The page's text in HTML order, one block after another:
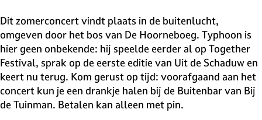
Dit zomerconcert vindt plaats in de buitenlucht,
omgeven door het bos van De Hoorneboeg. Typhoon is
hier geen onbekende: hij speelde eerder al op Together
Festival, sprak op de eerste editie van Uit de Schaduw en
keert nu terug. Kom gerust op tijd: voorafgaand aan het
concert kun je een drankje halen bij de Buitenbar van Bij
de Tuinman. Betalen kan alleen met pin.